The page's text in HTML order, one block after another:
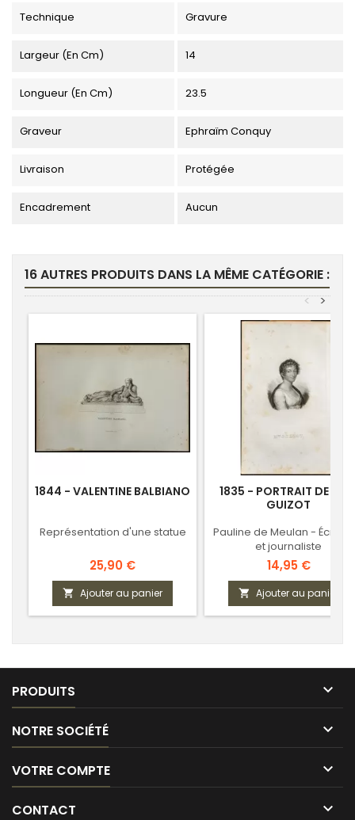
Technique Gravure
Largeur (en Cm) 14
Longueur (en Cm) 23.5
Graveur Ephraïm Conquy
Livraison Protégée
Encadrement Aucun
16 AUTRES PRODUITS DANS LA MÊME CATÉGORIE :
>
<
1844 - VALENTINE BALBIANO
Représentation d'une statue
Prix
25,90 €
 Ajouter au panier
1835 - PORTRAIT DE
GUIZOT
Pauline de Meulan -
et journaliste
Prix
14,95 €
 Ajouter au panier
PRODUITS 
NOTRE SOCIÉTÉ 
VOTRE COMPTE 
CONTACT 